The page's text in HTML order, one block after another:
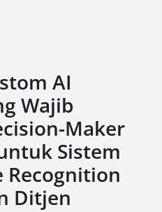
AI
Wajib
Maker
Sistem
Recognition
Ditjen